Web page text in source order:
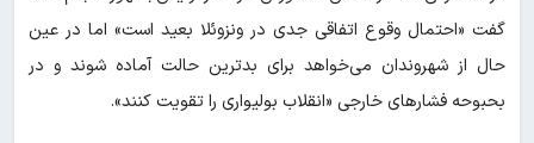
گفت «احتمال وقوع اتفاقی جدی در ونزوئلا بعید است» اما در عین
حال از شهروندان می‌خواهد برای بدترین حالت آماده شوند و در
بحبوحه فشارهای خارجی «انقلاب بولیواری را تقویت کنند».